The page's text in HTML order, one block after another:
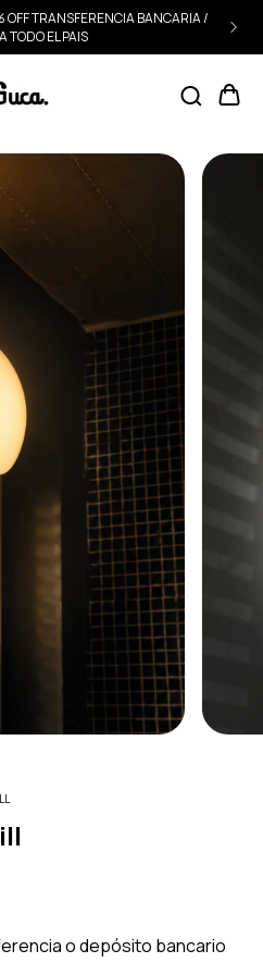
OFF TRANSFERENCIA BANCARIA /
TODO EL PAIS
o depósito bancario